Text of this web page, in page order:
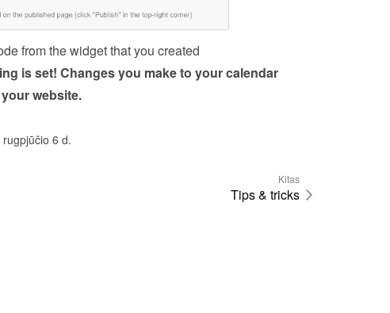
from the widget that you created
is set! Changes you make to your calendar
website.
6 d.
Kitas
Tips & tricks